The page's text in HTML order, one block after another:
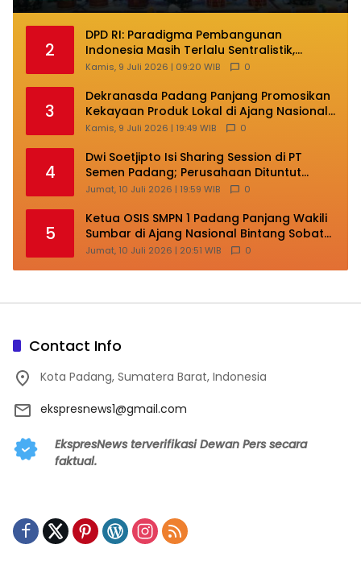
2
DPD RI: Paradigma Pembangunan
Indonesia Masih Terlalu Sentralistik,
Daerah Kepulauan Kehilangan Ruang
Kamis, 9 Juli 2026 | 09:20 WIB 0
3
Dekranasda Padang Panjang Promosikan
Kekayaan Produk Lokal di Ajang Nasional
Makassar
Kamis, 9 Juli 2026 | 19:49 WIB 0
4
Dwi Soetjipto Isi Sharing Session di PT
Semen Padang; Perusahaan Dituntut
Lakukan Transformasi
Jumat, 10 Juli 2026 | 19:59 WIB 0
5
Ketua OSIS SMPN 1 Padang Panjang Wakili
Sumbar di Ajang Nasional Bintang Sobat
SMP
Jumat, 10 Juli 2026 | 20:51 WIB 0
Contact Info
Kota Padang, Sumatera Barat, Indonesia
ekspresnews1@gmail.com
EkspresNews terverifikasi Dewan Pers secara
faktual.